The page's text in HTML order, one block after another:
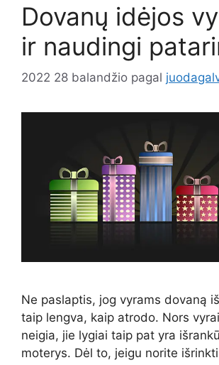
Dovanų idėjos
ir naudingi
2022 28 balandžio pagal
Ne paslaptis, jog vyrams dovaną
taip lengva, kaip atrodo. Nors
neigia, jie lygiai taip pat yra
moterys. Dėl to, jeigu norite